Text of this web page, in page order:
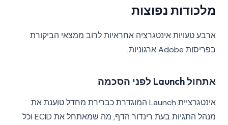
מלכודות נפוצות
ארבע טעויות אינטגרציה אחראיות לרוב ממצאי הביקורת
בפריסות Adobe ארגוניות.
אתחול Launch לפני הסכמה
אינטגרציית Launch המוגדרת כברירת מחדל טוענת את
מנהל התגיות בעת רינדור הדף, מה שמאתחל את ECID וכל